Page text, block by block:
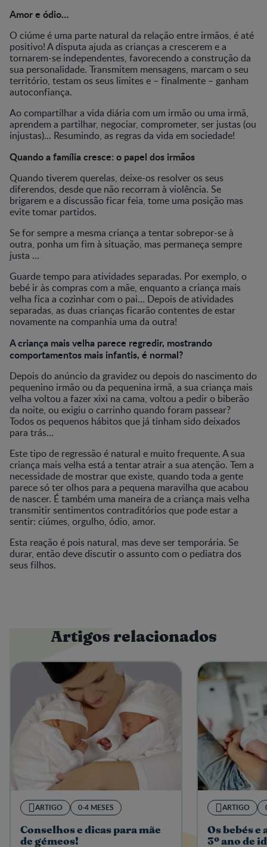
Amor e ódio…
O ciúme é uma parte natural da relação entre irmãos, é até
positivo! A disputa ajuda as crianças a crescerem e a
tornarem-se independentes, favorecendo a construção da
sua personalidade. Transmitem mensagens, marcam o seu
território, testam os seus limites e – finalmente – ganham
autoconfiança.
Ao compartilhar a vida diária com um irmão ou uma irmã,
aprendem a partilhar, negociar, comprometer, ser justas (ou
injustas)... Resumindo, as regras da vida em sociedade!
Quando a família cresce: o papel dos irmãos
Quando tiverem querelas, deixe-os resolver os seus
diferendos, desde que não recorram à violência. Se
brigarem e a discussão ficar feia, tome uma posição mas
evite tomar partidos.
Se for sempre a mesma criança a tentar sobrepor-se à
outra, ponha um fim à situação, mas permaneça sempre
justa …
Guarde tempo para atividades separadas. Por exemplo, o
bebé ir às compras com a mãe, enquanto a criança mais
velha fica a cozinhar com o pai… Depois de atividades
separadas, as duas crianças ficarão contentes de estar
novamente na companhia uma da outra!
A criança mais velha parece regredir, mostrando
comportamentos mais infantis, é normal?
Depois do anúncio da gravidez ou depois do nascimento do
pequenino irmão ou da pequenina irmã, a sua criança mais
velha voltou a fazer xixi na cama, voltou a pedir o biberão
da noite, ou exigiu o carrinho quando foram passear?
Todos os pequenos hábitos que já tinham sido deixados
para trás…
Este tipo de regressão é natural e muito frequente. A sua
criança mais velha está a tentar atrair a sua atenção. Tem a
necessidade de mostrar que existe, quando toda a gente
parece só ter olhos para a pequena maravilha que acabou
de nascer. É também uma maneira de a criança mais velha
transmitir sentimentos contraditórios que pode estar a
sentir: ciúmes, orgulho, ódio, amor.
Esta reação é pois natural, mas deve ser temporária. Se
durar, então deve discutir o assunto com o pediatra dos
seus filhos.
Artigos relacionados
ARTIGO 0-4 MESES
Conselhos e dicas para mãe
de gémeos!
ARTIGO
Os bebés e
3º ano de